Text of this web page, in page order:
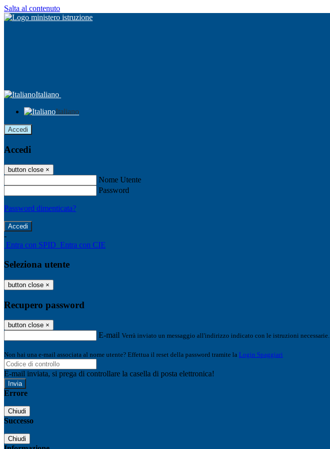
Salta al contenuto
Italiano
Italiano
Accedi
Accedi
button close ×
Nome Utente
Password
Password dimenticata?
-
Entra con SPID Entra con CIE
Seleziona utente
button close ×
Recupero password
button close ×
E-mail Verrà inviato un messaggio all'indirizzo indicato con le istruzioni necessarie.
Non hai una e-mail associata al nome utente? Effettua il reset della password tramite la Login Spaggiari
E-mail inviata, si prega di controllare la casella di posta elettronica!
Errore
Chiudi
Successo
Chiudi